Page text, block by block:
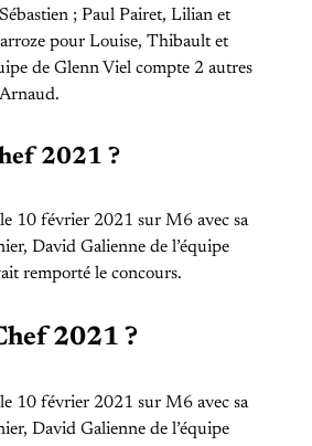
; Paul Pairet, Lilian et
pour Louise, Thibault et
de Glenn Viel compte 2 autres
2021 ?
10 février 2021 sur M6 avec sa
David Galienne de l’équipe
remporté le concours.
2021 ?
10 février 2021 sur M6 avec sa
David Galienne de l’équipe